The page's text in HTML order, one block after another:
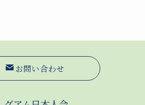
お問い合わせ